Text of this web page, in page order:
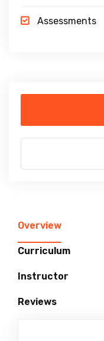
Overview
Curriculum
Instructor
Reviews
Assessments